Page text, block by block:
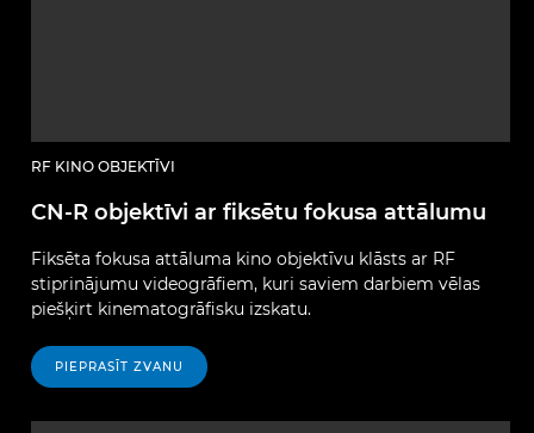
RF KINO OBJEKTĪVI
CN-R objektīvi ar fiksētu fokusa attālumu
Fiksēta fokusa attāluma kino objektīvu klāsts ar RF
stiprinājumu videogrāfiem, kuri saviem darbiem vēlas
piešķirt kinematogrāfisku izskatu.
PIEPRASĪT ZVANU